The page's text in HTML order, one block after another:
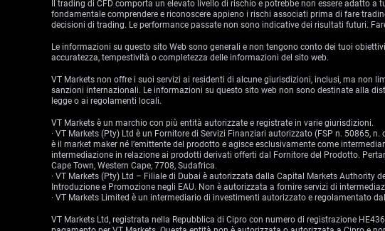
Il trading di CFD comporta un elevato livello di rischio e potrebbe non essere adatto
fondamentale comprendere e riconoscere appieno i rischi associati prima di fare
decisioni di trading. Le performance passate non sono indicative dei risultati futuri.
Le informazioni su questo sito Web sono generali e non tengono conto dei tuoi
accuratezza, tempestività o completezza delle informazioni del sito web.
VT Markets non offre i suoi servizi ai residenti di alcune giurisdizioni, inclusi, ma non
sanzioni internazionali. Le informazioni su questo sito web non sono destinate alla
legge o ai regolamenti locali.
VT Markets è un marchio con più entità autorizzate e registrate in varie giurisdizioni.
· VT Markets (Pty) Ltd è un Fornitore di Servizi Finanziari autorizzato (FSP n. 50865,
è il market maker né l’emittente del prodotto e agisce esclusivamente come
intermediazione in relazione ai prodotti derivati offerti dal Fornitore del Prodotto.
Cape Town, Western Cape, 7708, Sudafrica.
· VT Markets (Pty) Ltd – Filiale di Dubai è autorizzata dalla Capital Markets
Introduzione e Promozione negli EAU. Non è autorizzata a fornire servizi di
· VT Markets Limited è un intermediario di investimenti autorizzato e regolamentato
VT Markets Ltd, registrata nella Repubblica di Cipro con numero di registrazione